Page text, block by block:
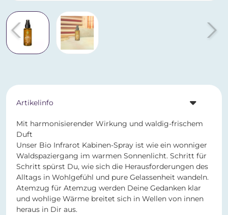
Artikelinfo
Mit harmonisierender Wirkung und waldig-frischem
Duft
Unser Bio Infrarot Kabinen-Spray ist wie ein wonniger
Waldspaziergang im warmen Sonnenlicht. Schritt für
Schritt spürst Du, wie sich die Herausforderungen des
Alltags in Wohlgefühl und pure Gelassenheit wandeln.
Atemzug für Atemzug werden Deine Gedanken klar
und wohlige Wärme breitet sich in Wellen von innen
heraus in Dir aus.